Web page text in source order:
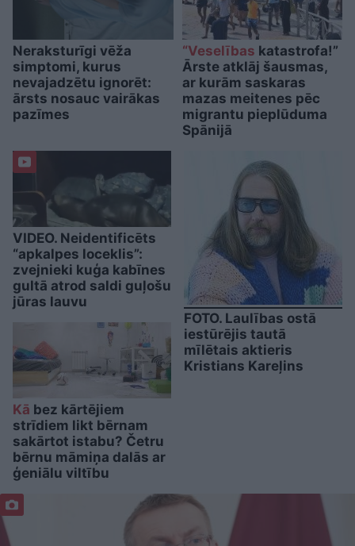
Neraksturīgi vēža
simptomi, kurus
nevajadzētu ignorēt:
ārsts nosauc vairākas
pazīmes
“Veselības katastrofa!”
Ārste atklāj šausmas,
ar kurām saskaras
mazas meitenes pēc
migrantu pieplūduma
Spānijā
VIDEO. Neidentificēts
“apkalpes loceklis”:
zvejnieki kuģa kabīnes
gultā atrod saldi guļošu
jūras lauvu
Kā bez kārtējiem
strīdiem likt bērnam
sakārtot istabu? Četru
bērnu māmiņa dalās ar
ģeniālu viltību
FOTO. Laulības ostā
iestūrējis tautā
mīlētais aktieris
Kristians Kareļins